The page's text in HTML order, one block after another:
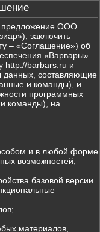
предложение ООО
заключить
– «Соглашение») об
«Варвары»
http://barbars.ru и
составляющие
и команды), и
программных
команды), на
и в любой форме
возможностей,
базовой версии
материалов,